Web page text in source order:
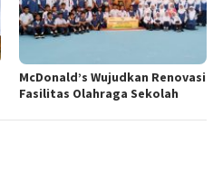
McDonald’s Wujudkan Renovasi
Fasilitas Olahraga Sekolah